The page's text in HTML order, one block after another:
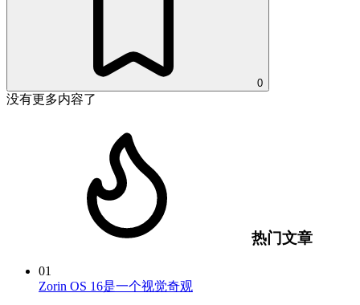
0
没有更多内容了
热门文章
01
Zorin OS 16是一个视觉奇观